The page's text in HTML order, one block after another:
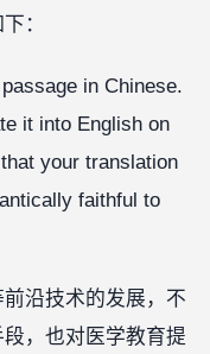
：‍
in Chinese.
it into English on
your translation
faithful to
沿技术的发展，不
，也对医学教育提